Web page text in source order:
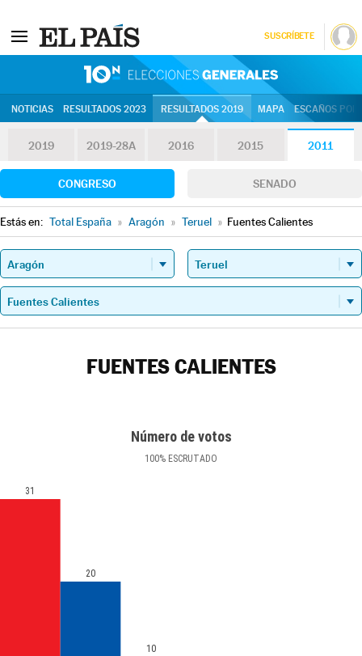
SUSCRÍBETE
NOTICIAS RESULTADOS 2023 RESULTADOS 2019 MAPA ESCAÑOS
2019 2019-28A 2016 2015 2011
CONGRESO SENADO
Estás en: Total España » Aragón » Teruel » Fuentes Calientes
FUENTES CALIENTES
Número de votos
100% ESCRUTADO
31
20
10